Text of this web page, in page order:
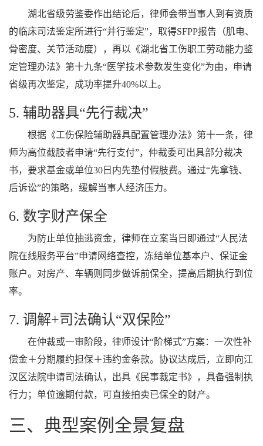
湖北省级劳鉴委作出结论后，律师会带当事人到有资质
的临床司法鉴定所进行“并行鉴定”，取得SFPP报告（肌电、
骨密度、关节活动度），再以《湖北省工伤职工劳动能力鉴
定管理办法》第十九条“医学技术参数发生变化”为由，申请
省级再次鉴定，成功率提升40%以上。
5. 辅助器具“先行裁决”
根据《工伤保险辅助器具配置管理办法》第十一条，律
师为高位截肢者申请“先行支付”，仲裁委可出具部分裁决
书，要求基金或单位30日内先垫付假肢费。通过“先拿钱、
后诉讼”的策略，缓解当事人经济压力。
6. 数字财产保全
为防止单位抽逃资金，律师在立案当日即通过“人民法
院在线服务平台”申请网络查控，冻结单位基本户、保证金
账户。对房产、车辆则同步做诉前保全，提高后期执行到位
率。
7. 调解+司法确认“双保险”
在仲裁或一审阶段，律师设计“阶梯式”方案：一次性补
偿金＋分期履约担保＋违约金条款。协议达成后，立即向江
汉区法院申请司法确认，出具《民事裁定书》，具备强制执
行力；单位逾期付款，可直接拍卖已保全的财产。
三、典型案例全景复盘